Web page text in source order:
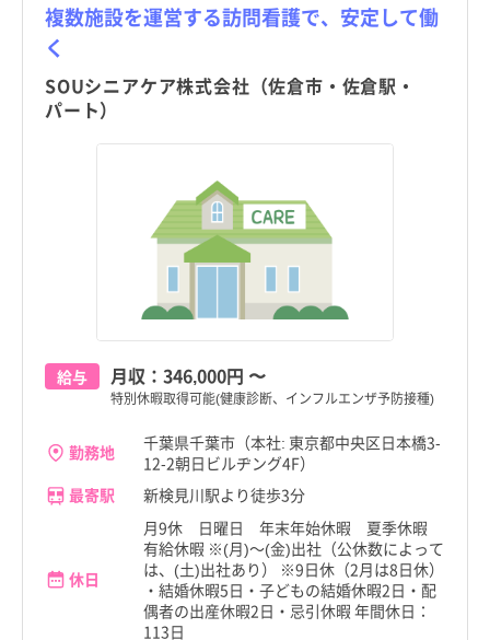
複数施設を運営する訪問看護で、安定して働
く
SOUシニアケア株式会社（佐倉市・佐倉駅・
パート）
給与 月収： 346,000円 〜
特別休暇取得可能(健康診断、インフルエンザ予防接種)
勤務地
千葉県千葉市（本社: 東京都中央区日本橋3-
12-2朝日ビルヂング4F）
最寄駅
新検見川駅より徒歩3分
休日
月9休 日曜日 年末年始休暇 夏季休暇
有給休暇 ※(月)～(金)出社（公休数によって
は、(土)出社あり） ※9日休（2月は8日休）
・結婚休暇5日・子どもの結婚休暇2日・配
偶者の出産休暇2日・忌引休暇 年間休日：
113日